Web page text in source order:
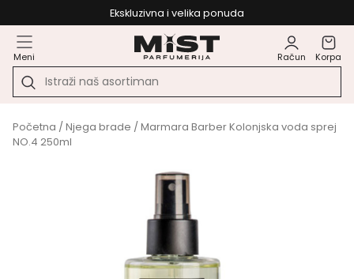
Ekskluzivna i velika ponuda
Meni Račun Korpa
Početna /Njega brade / Marmara Barber Kolonjska voda sprej
NO.4 250ml